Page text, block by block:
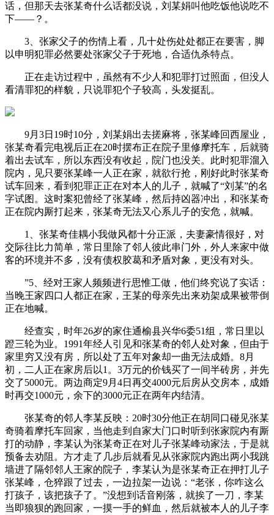
话，但那天去张某奇什么话都没说，刘某娟叫他吃饭他说吃不
下——？。
3、张家父子的伤情上看，几十处伤处处都正在要害，脚
以申明犯罪必然要处张家父子于死地，合适仇杀特点。
正在走访过程中，虽然有不少人和犯罪打过照面，但没人
看清罪犯的样貌，只说罪犯个子较高，头发挺乱。
9月3日19时10分，刘某娟出去搓麻将，张某峰回西屋业，
张某奇看完电视后正在20时摆布正在院子里修摩托车，后就骑
着出去试车，所以东西没有收起，院门也没关。此时犯罪溜入
院内，见只要张某峰一人正在家，就欲行抢，刚好此时张某奇
试车回来，看到犯罪正正在对本人的儿子，就喊了“刘某”的名
字试图。这时案犯曾经了张某峰，然后持凶器冲出，和张某奇
正在院内厮打起来，张某奇无法又心系儿子的安危，就喊。
1、张某奇佳耦小我做风都十分正派，夫妻豪情很好，对
交际往比力简单，常日里除了邻人彼此串门外，外人来家中做
客的环境并不多，没有债权胶葛和矛盾对象，更没有对头。
”5、经对王家人频频进行思惟工做，他们终究说了实话：
当晚王家四口人都正在家，王某的母亲先出来劝架成果被带倒
正在地喊。
经查实，时年26岁的家住通榆县兴华6委51组，常日里以
蹬三轮为业。1991年经人引见和张某奇的邻人处对象，但由于
家里穷又没有房，所以处了五年对象却一曲无法成婚。8月
初，二人正在家房后以1。3万元的价钱买了一间半砖房，并先
交了5000元。两边商定9月4日再交4000元后房从交房本，成婚
时再交1000元，余下的3000元正在两年内结清。
张某奇的邻人李某反映：20时30分他正在胡同口碰见张某
奇骑着摩托车回家，当他走到自家大门口时听到张家院内有厮
打的动静，李某认为张某奇正在对儿子张某峰动家法，于是就
预备去劝阻。方才走了几步后就看见从张家院内跑出两小我跳
墙进了隔邻邻人王家的院子，李某认为是张某奇正在押打儿子
张某峰，仓猝跟了过去，一边拉架一边说：“老张，你咋这么
打孩子，该把孩子了。”没想到话音刚落，就挨了一刀，李某
当即狼狈的跑回家，一摸一手的鲜血，然后就被本人的儿子李